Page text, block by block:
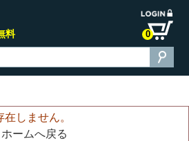
料 0
しません。
ホームへ戻る